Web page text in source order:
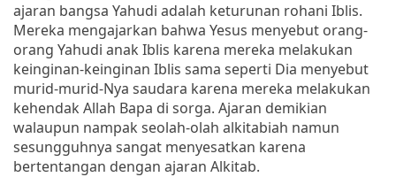
ajaran bangsa Yahudi adalah keturunan rohani Iblis.
Mereka mengajarkan bahwa Yesus menyebut orang-
orang Yahudi anak Iblis karena mereka melakukan
keinginan-keinginan Iblis sama seperti Dia menyebut
murid-murid-Nya saudara karena mereka melakukan
kehendak Allah Bapa di sorga. Ajaran demikian
walaupun nampak seolah-olah alkitabiah namun
sesungguhnya sangat menyesatkan karena
bertentangan dengan ajaran Alkitab.